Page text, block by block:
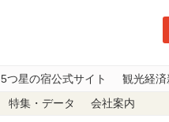
5つ星の宿公式サイト 観光経
特集・データ 会社案内